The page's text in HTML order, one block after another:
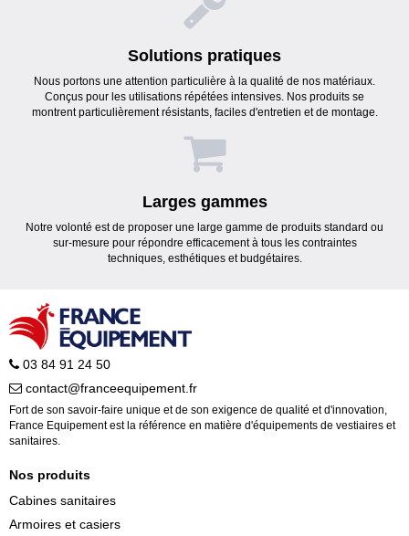
Solutions pratiques
Nous portons une attention particulière à la qualité de nos matériaux.
Conçus pour les utilisations répétées intensives. Nos produits se
montrent particulièrement résistants, faciles d'entretien et de montage.
Larges gammes
Notre volonté est de proposer une large gamme de produits standard ou
sur-mesure pour répondre efficacement à tous les contraintes
techniques, esthétiques et budgétaires.
03 84 91 24 50
contact@franceequipement.fr
Fort de son savoir-faire unique et de son exigence de qualité et d'innovation,
France Equipement est la référence en matière d'équipements de vestiaires et
sanitaires.
Nos produits
Cabines sanitaires
Armoires et casiers